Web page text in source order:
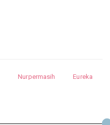
Nurpermasih
Eureka